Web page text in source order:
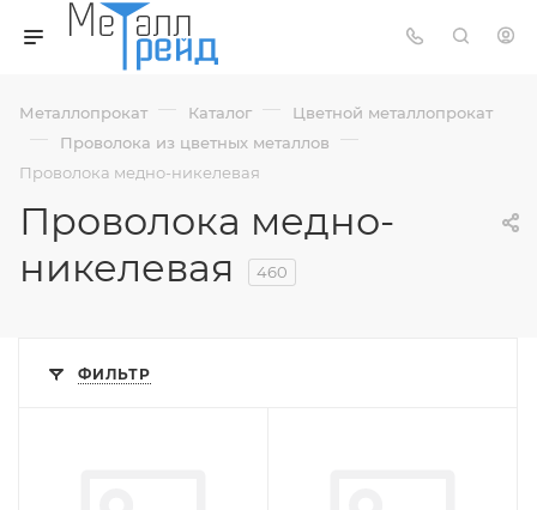
Металлопрокат — Каталог — Цветной металлопрокат
— Проволока из цветных металлов —
Проволока медно-никелевая
Проволока медно-
никелевая
460
ФИЛЬТР